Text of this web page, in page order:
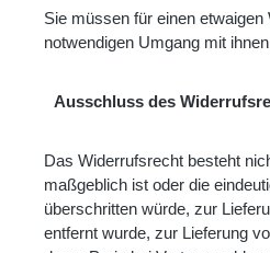
Sie müssen für einen
notwendigen Umgang mit
Ausschluss des
Das Widerrufsrecht besteht
maßgeblich ist oder die
überschritten würde, zur
entfernt wurde, zur Lieferung